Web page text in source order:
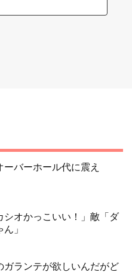
ーバーホール代に震え
シオかっこいい！」敵「ダ
」
ガランテが欲しいんだがど